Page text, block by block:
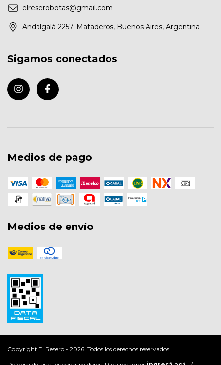
elreserobotas@gmail.com
Andalgalá 2257, Mataderos, Buenos Aires, Argentina
Sigamos conectados
Medios de pago
Medios de envío
Copyright El Resero - 2026. Todos los derechos reservados.